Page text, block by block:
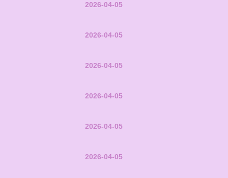
2026-04-05
2026-04-05
2026-04-05
2026-04-05
2026-04-05
2026-04-05